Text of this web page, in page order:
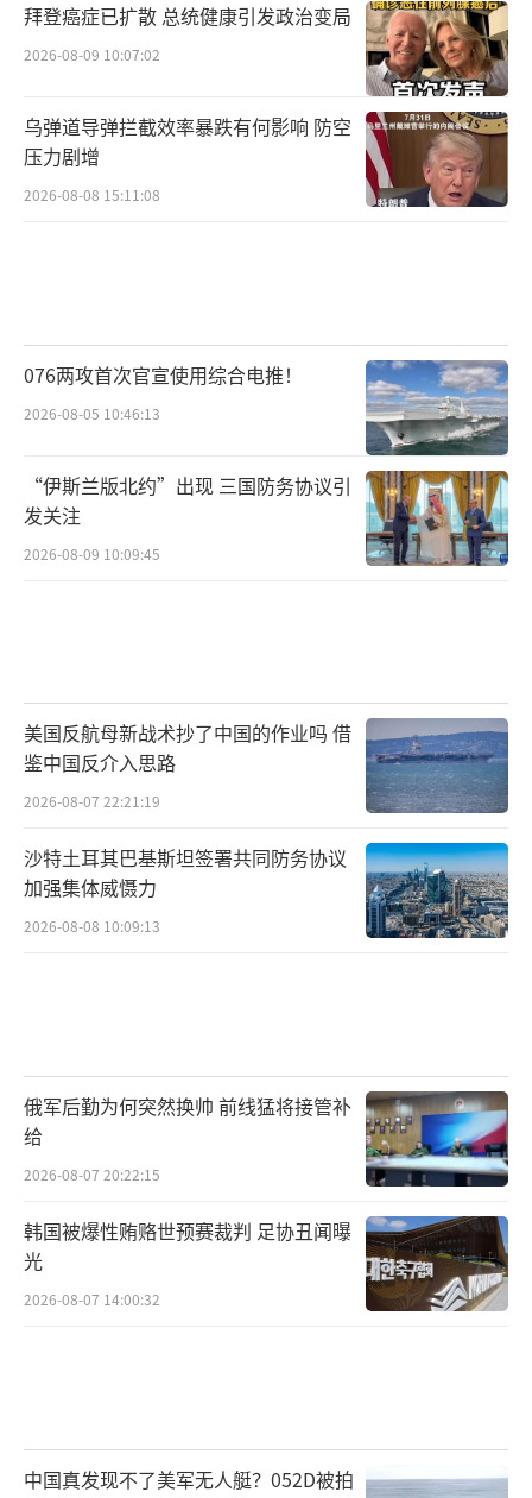
拜登癌症已扩散 总统健康引发政治变局
2026-08-09 10:07:02
乌弹道导弹拦截效率暴跌有何影响 防空
压力剧增
2026-08-08 15:11:08
076两攻首次官宣使用综合电推！
2026-08-05 10:46:13
“伊斯兰版北约”出现 三国防务协议引
发关注
2026-08-09 10:09:45
美国反航母新战术抄了中国的作业吗 借
鉴中国反介入思路
2026-08-07 22:21:19
沙特土耳其巴基斯坦签署共同防务协议
加强集体威慑力
2026-08-08 10:09:13
俄军后勤为何突然换帅 前线猛将接管补
给
2026-08-07 20:22:15
韩国被爆性贿赂世预赛裁判 足协丑闻曝
光
2026-08-07 14:00:32
中国真发现不了美军无人艇？052D被拍